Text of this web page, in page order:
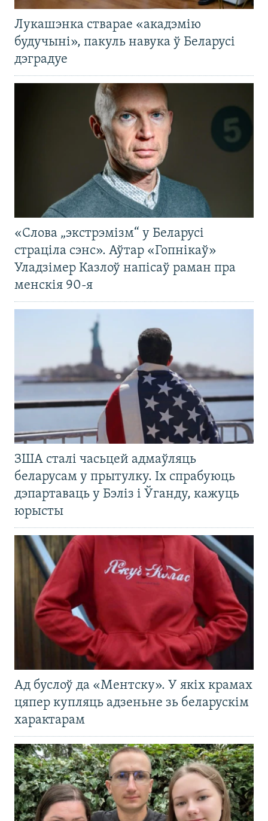
Лукашэнка стварае «акадэмію
будучыні», пакуль навука ў Беларусі
дэградуе
«Слова „экстрэмізм“ у Беларусі
страціла сэнс». Аўтар «Гопнікаў»
Уладзімер Казлоў напісаў раман пра
менскія 90-я
ЗША сталі часьцей адмаўляць
беларусам у прытулку. Іх спрабуюць
дэпартаваць у Бэліз і Ўганду, кажуць
юрысты
Ад буслоў да «Ментску». У якіх крамах
цяпер купляць адзеньне зь беларускім
характарам